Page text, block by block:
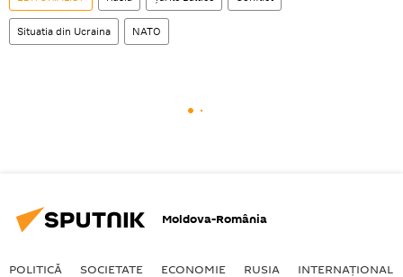
Situatia din Ucraina NATO
Moldova-România
POLITICĂ SOCIETATE ECONOMIE RUSIA INTERNAŢIONAL